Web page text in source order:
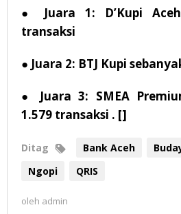
● Juara 1: D’Kupi
transaksi
● Juara 2: BTJ Kupi
● Juara 3: SMEA
1.579 transaksi . []
Ditag Bank Aceh
Ngopi
QRIS
oleh admin